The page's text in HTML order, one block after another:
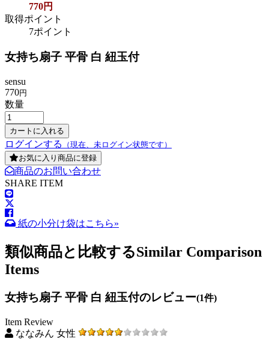
770円
取得ポイント
7ポイント
女持ち扇子 平骨 白 紐玉付
sensu
770円
数量
ログインする
（現在、未ログイン状態です）
お気に入り商品に登録
商品のお問い合わせ
SHARE ITEM
紙の小分け袋はこちら»
類似商品と比較するSimilar Comparison
Items
女持ち扇子 平骨 白 紐玉付のレビュー(1件)
Item Review
ななみん 女性